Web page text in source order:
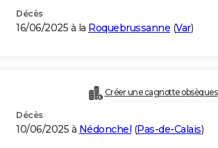
Décès
16/06/2025 à la Roquebrussanne (Var)
Créer une cagnotte obsèques
Décès
10/06/2025 à Nédonchel (Pas-de-Calais)